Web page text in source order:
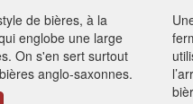
de bières, à la
englobe une large
On s'en sert surtout
anglo-saxonnes.